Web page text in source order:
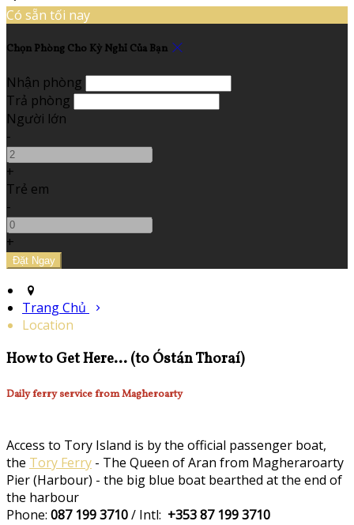
Có sẵn tối nay
Chọn Phòng Cho Kỳ Nghỉ Của Bạn
Nhận phòng
Trả phòng
Người lớn
-
+
Trẻ em
-
+
Trang Chủ
Location
How to Get Here... (to Óstán Thoraí)
Daily ferry service from Magheroarty
Access to Tory Island is by the official passenger boat,
the Tory Ferry - The Queen of Aran from Magheraroarty
Pier (Harbour) - the big blue boat bearthed at the end of
the harbour
Phone: 087 199 3710/ Intl: +353 87 199 3710